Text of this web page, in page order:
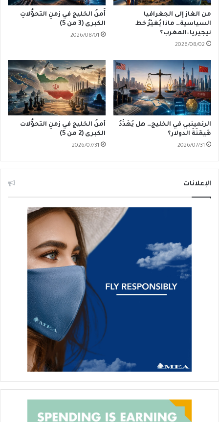
من الغاز إلى الجغرافيا
السياسية… ماذا يُغيّرُ خط
نيجيريا–المغرب؟
2026/08/02
أَمنُ الخليج في زمنِ التحوُّلاتِ
الكبرى (3 من 5)
2026/08/01
الرنمينبي في الخليج… هل يُهَدِّدُ
هَيمَنَةَ الدولار؟
2026/07/31
أمنُ الخليج في زمنِ التحوُّلات
الكبرى (2 من 5)
2026/07/31
الإعلانات